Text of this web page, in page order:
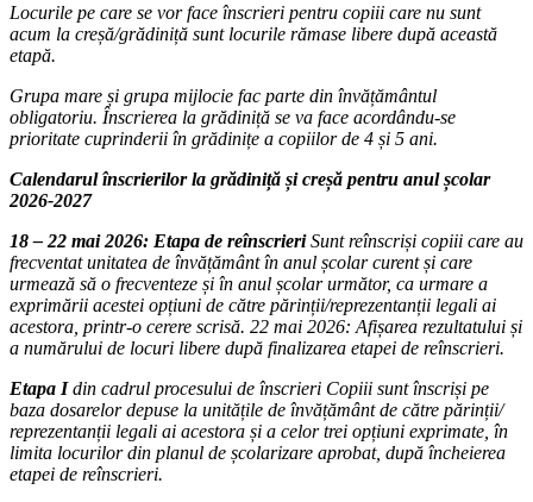
Locurile pe care se vor face înscrieri pentru copiii care nu sunt
acum la creșă/grădiniță sunt locurile rămase libere după această
etapă.
Grupa mare și grupa mijlocie fac parte din învățământul
obligatoriu. Înscrierea la grădiniță se va face acordându-se
prioritate cuprinderii în grădinițe a copiilor de 4 și 5 ani.
Calendarul înscrierilor la grădiniță și creșă pentru anul școlar
2026-2027
18 – 22 mai 2026: Etapa de reînscrieriSunt reînscriși copiii care au
frecventat unitatea de învățământ în anul școlar curent și care
urmează să o frecventeze și în anul școlar următor, ca urmare a
exprimării acestei opțiuni de către părinții/reprezentanții legali ai
acestora, printr-o cerere scrisă. 22 mai 2026: Afișarea rezultatului și
a numărului de locuri libere după finalizarea etapei de reînscrieri.
Etapa Idin cadrul procesului de înscrieri Copiii sunt înscriși pe
baza dosarelor depuse la unitățile de învățământ de către părinții/
reprezentanții legali ai acestora și a celor trei opțiuni exprimate, în
limita locurilor din planul de școlarizare aprobat, după încheierea
etapei de reînscrieri.